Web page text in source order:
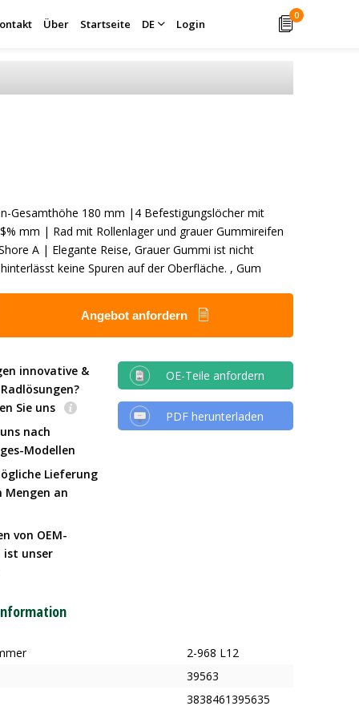
Über Startseite DE Login
0
Gesamthöhe 180 mm |4 Befestigungslöcher mit
mm | Rad mit Rollenlager und grauer Gummireifen
A | Elegante Reise, Grauer Gummi ist nicht
keine Spuren auf der Oberfläche. , Gum
Angebot anfordern
innovative &
Sie uns
nach
Modellen
Lieferung
Mengen an
von OEM-
ist unser
OE-Teile anfordern
PDF herunterladen
2-968 L12
39563
3838461395635